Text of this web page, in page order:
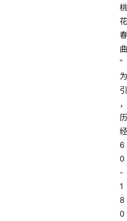
桃
花
春
曲
”
为
引
，
历
经
6
0
-
1
8
0